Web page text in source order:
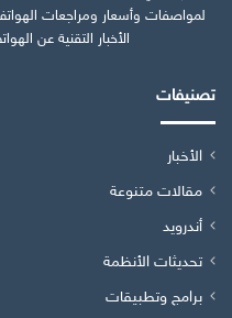
لمواصفات وأسعار ومراجعات
الأخبار التقنية عن
تصنيفات
الأخبار
مقالات متنوعة
أندرويد
تحديثات الأنظمة
برامج وتطبيقات